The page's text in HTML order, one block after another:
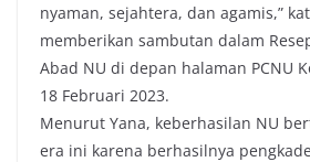
nyaman, sejahtera, dan agamis,”
memberikan sambutan dalam
Abad NU di depan halaman PCNU
18 Februari 2023.
Menurut Yana, keberhasilan NU
era ini karena berhasilnya